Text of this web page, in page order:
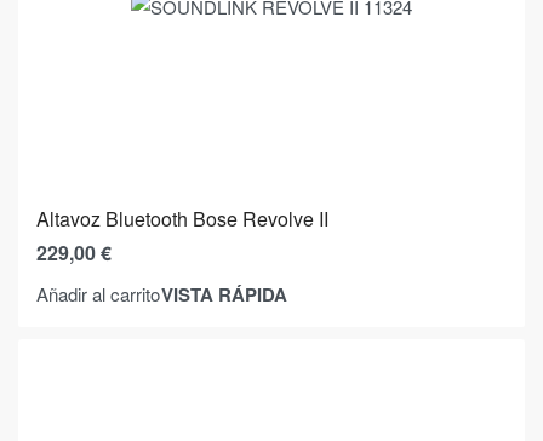
Altavoz Bluetooth Bose Revolve II
229,00€
Añadir al carritoVISTA RÁPIDA